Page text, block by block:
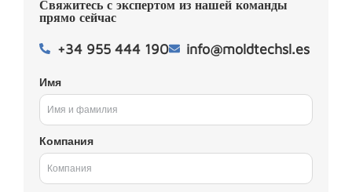
Свяжитесь с экспертом из нашей команды
прямо сейчас
+34 955 444 190 info@moldtechsl.es
Имя
Компания